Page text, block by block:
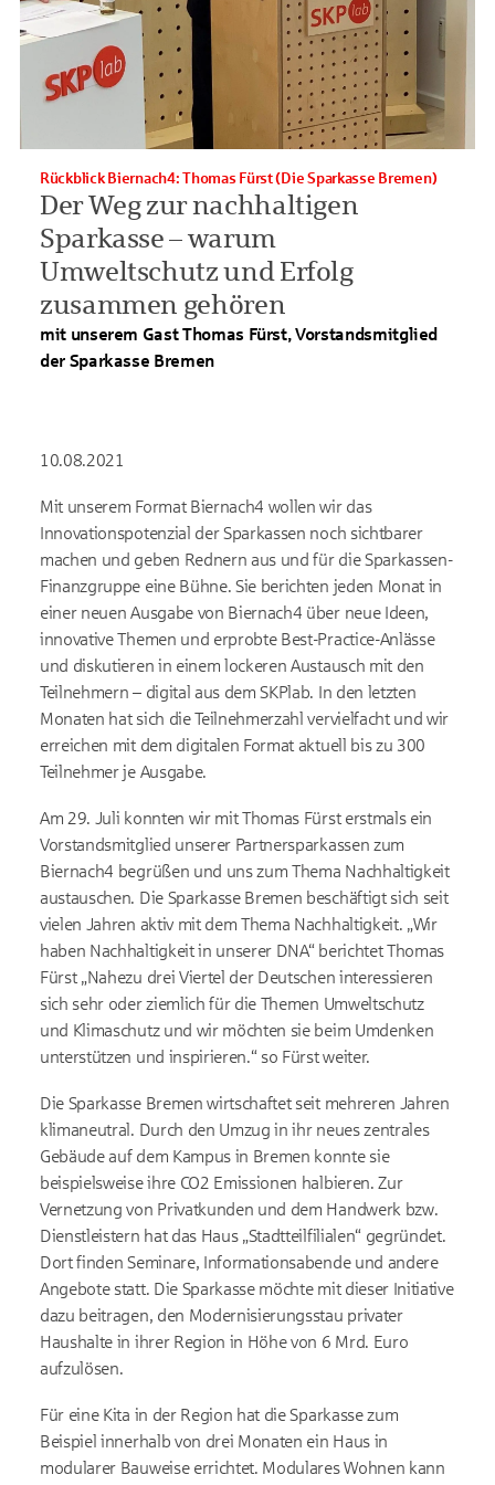
Der Weg zur nachhaltigen
Sparkasse – warum
Umweltschutz und Erfolg
zusammen gehören
Rückblick Biernach4: Thomas Fürst (Die Sparkasse Bremen)
mit unserem Gast Thomas Fürst, Vorstandsmitglied
der Sparkasse Bremen
10.08.2021
Mit unserem Format Biernach4 wollen wir das
Innovationspotenzial der Sparkassen noch sichtbarer
machen und geben Rednern aus und für die Sparkassen-
Finanzgruppe eine Bühne. Sie berichten jeden Monat in
einer neuen Ausgabe von Biernach4 über neue Ideen,
innovative Themen und erprobte Best-Practice-Anlässe
und diskutieren in einem lockeren Austausch mit den
Teilnehmern – digital aus dem SKPlab. In den letzten
Monaten hat sich die Teilnehmerzahl vervielfacht und wir
erreichen mit dem digitalen Format aktuell bis zu 300
Teilnehmer je Ausgabe.
Am 29. Juli konnten wir mit Thomas Fürst erstmals ein
Vorstandsmitglied unserer Partnersparkassen zum
Biernach4 begrüßen und uns zum Thema Nachhaltigkeit
austauschen. Die Sparkasse Bremen beschäftigt sich seit
vielen Jahren aktiv mit dem Thema Nachhaltigkeit. „Wir
haben Nachhaltigkeit in unserer DNA“ berichtet Thomas
Fürst „Nahezu drei Viertel der Deutschen interessieren
sich sehr oder ziemlich für die Themen Umweltschutz
und Klimaschutz und wir möchten sie beim Umdenken
unterstützen und inspirieren.“ so Fürst weiter.
Die Sparkasse Bremen wirtschaftet seit mehreren Jahren
klimaneutral. Durch den Umzug in ihr neues zentrales
Gebäude auf dem Kampus in Bremen konnte sie
beispielsweise ihre CO2 Emissionen halbieren. Zur
Vernetzung von Privatkunden und dem Handwerk bzw.
Dienstleistern hat das Haus „Stadtteilfilialen“ gegründet.
Dort finden Seminare, Informationsabende und andere
Angebote statt. Die Sparkasse möchte mit dieser Initiative
dazu beitragen, den Modernisierungsstau privater
Haushalte in ihrer Region in Höhe von 6 Mrd. Euro
aufzulösen.
Für eine Kita in der Region hat die Sparkasse zum
Beispiel innerhalb von drei Monaten ein Haus in
modularer Bauweise errichtet. Modulares Wohnen kann